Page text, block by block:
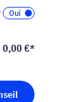
0,00 €*